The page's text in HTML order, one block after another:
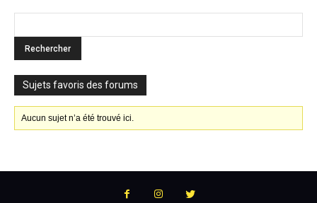
Sujets favoris des forums
Aucun sujet n’a été trouvé ici.